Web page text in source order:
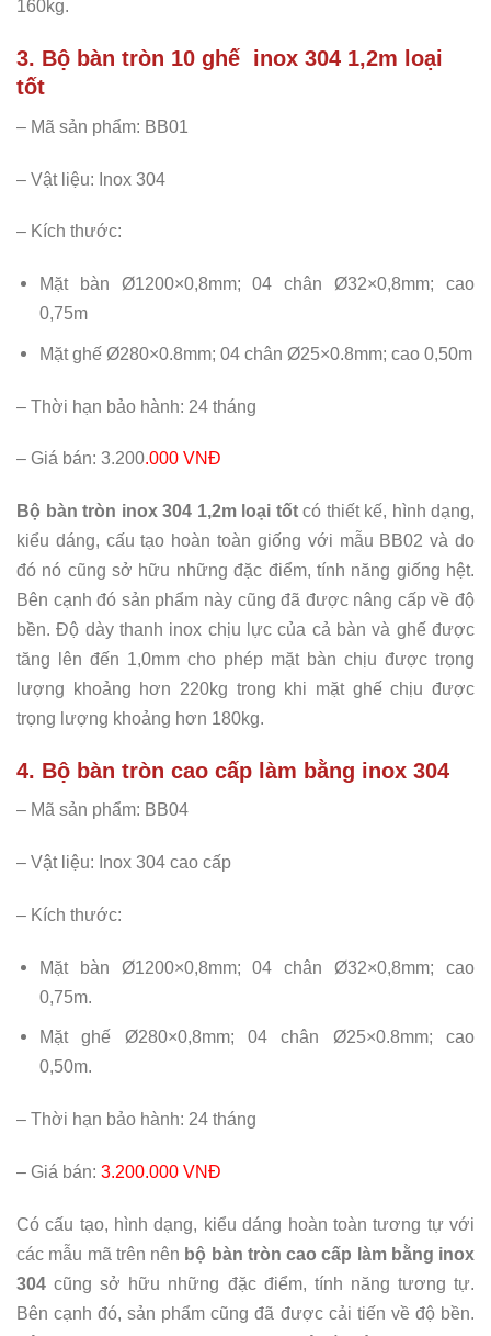
160kg.
3. Bộ bàn tròn 10 ghế inox 304 1,2m loại
tốt
– Mã sản phẩm: BB01
– Vật liệu: Inox 304
– Kích thước:
Mặt bàn Ø1200×0,8mm; 04 chân Ø32×0,8mm; cao
0,75m
Mặt ghế Ø280×0.8mm; 04 chân Ø25×0.8mm; cao 0,50m
– Thời hạn bảo hành: 24 tháng
– Giá bán: 3.200.000 VNĐ
Bộ bàn tròn inox 304 1,2m loại tốtcó thiết kế, hình dạng,
kiểu dáng, cấu tạo hoàn toàn giống với mẫu BB02 và do
đó nó cũng sở hữu những đặc điểm, tính năng giống hệt.
Bên cạnh đó sản phẩm này cũng đã được nâng cấp về độ
bền. Độ dày thanh inox chịu lực của cả bàn và ghế được
tăng lên đến 1,0mm cho phép mặt bàn chịu được trọng
lượng khoảng hơn 220kg trong khi mặt ghế chịu được
trọng lượng khoảng hơn 180kg.
4. Bộ bàn tròn cao cấp làm bằng inox 304
– Mã sản phẩm: BB04
– Vật liệu: Inox 304 cao cấp
– Kích thước:
Mặt bàn Ø1200×0,8mm; 04 chân Ø32×0,8mm; cao
0,75m.
Mặt ghế Ø280×0,8mm; 04 chân Ø25×0.8mm; cao
0,50m.
– Thời hạn bảo hành: 24 tháng
– Giá bán: 3.200.000 VNĐ
Có cấu tạo, hình dạng, kiểu dáng hoàn toàn tương tự với
các mẫu mã trên nên bộ bàn tròn cao cấp làm bằng inox
304 cũng sở hữu những đặc điểm, tính năng tương tự.
Bên cạnh đó, sản phẩm cũng đã được cải tiến về độ bền.